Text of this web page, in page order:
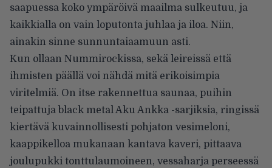
saapuessa koko ympäröivä maailma sulkeutuu, ja
kaikkialla on vain loputonta juhlaa ja iloa. Niin,
ainakin sinne sunnuntaiaamuun asti.
Kun ollaan Nummirockissa, sekä leireissä että
ihmisten päällä voi nähdä mitä erikoisimpia
viritelmiä. On itse rakennettua saunaa, puihin
teipattuja black metal Aku Ankka -sarjiksia, ringissä
kiertävä kuvainnollisesti pohjaton vesimeloni,
kaappikelloa mukanaan kantava kaveri, pittaava
joulupukki tonttulaumoineen, vessaharja perseessä